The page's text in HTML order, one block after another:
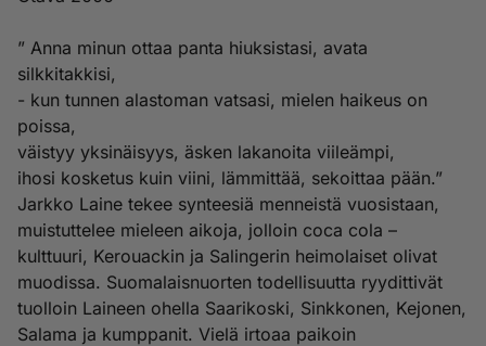
” Anna minun ottaa panta hiuksistasi, avata
silkkitakkisi,
- kun tunnen alastoman vatsasi, mielen haikeus on
poissa,
väistyy yksinäisyys, äsken lakanoita viileämpi,
ihosi kosketus kuin viini, lämmittää, sekoittaa pään.”
Jarkko Laine tekee synteesiä menneistä vuosistaan,
muistuttelee mieleen aikoja, jolloin coca cola –
kulttuuri, Kerouackin ja Salingerin heimolaiset olivat
muodissa. Suomalaisnuorten todellisuutta ryydittivät
tuolloin Laineen ohella Saarikoski, Sinkkonen, Kejonen,
Salama ja kumppanit. Vielä irtoaa paikoin